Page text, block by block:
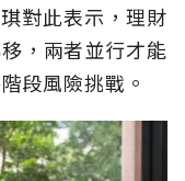
對此表示，理財
，兩者並行才能
段風險挑戰。